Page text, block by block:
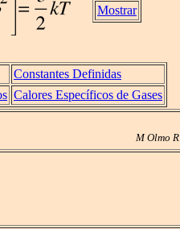
Mostrar
Constantes Definidas
Calores Específicos de Gases
M Olmo